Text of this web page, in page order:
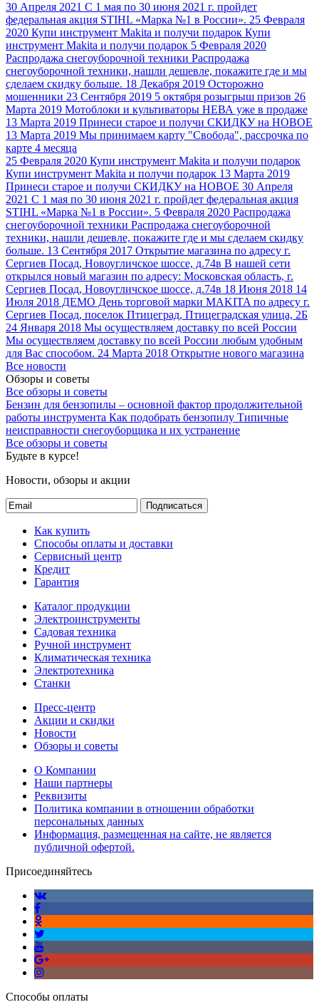
30 Апреля 2021 С 1 мая по 30 июня 2021 г. пройдет
федеральная акция STIHL «Марка №1 в России». 25 Февраля
2020 Купи инструмент Makita и получи подарок Купи
инструмент Makita и получи подарок 5 Февраля 2020
Распродажа снегоуборочной техники Распродажа
снегоуборочной техники, нашли дешевле, покажите где и мы
сделаем скидку больше. 18 Декабря 2019 Осторожно
мошенники 23 Сентября 2019 5 октября розыгрыш призов 26
Марта 2019 Мотоблоки и культиваторы НЕВА уже в продаже
13 Марта 2019 Принеси старое и получи СКИДКУ на НОВОЕ
13 Марта 2019 Мы принимаем карту "Свобода", рассрочка по
карте 4 месяца
25 Февраля 2020 Купи инструмент Makita и получи подарок
Купи инструмент Makita и получи подарок 13 Марта 2019
Принеси старое и получи СКИДКУ на НОВОЕ 30 Апреля
2021 С 1 мая по 30 июня 2021 г. пройдет федеральная акция
STIHL «Марка №1 в России». 5 Февраля 2020 Распродажа
снегоуборочной техники Распродажа снегоуборочной
техники, нашли дешевле, покажите где и мы сделаем скидку
больше. 13 Сентября 2017 Открытие магазина по адресу г.
Сергиев Посад, Новоугличское шоссе, д.74в В нашей сети
открылся новый магазин по адресу: Московская область, г.
Сергиев Посад, Новоугличское шоссе, д.74в 18 Июня 2018 14
Июля 2018 ДЕМО День торговой марки MAKITA по адресу г.
Сергиев Посад, поселок Птицеград, Птицеградская улица, 2Б
24 Января 2018 Мы осуществляем доставку по всей России
Мы осуществляем доставку по всей России любым удобным
для Вас способом. 24 Марта 2018 Открытие нового магазина
Все новости
Обзоры и советы
Все обзоры и советы
Бензин для бензопилы – основной фактор продолжительной
работы инструмента Как подобрать бензопилу Типичные
неисправности снегоуборщика и их устранение
Все обзоры и советы
Будьте в курсе!
Новости, обзоры и акции
Подписаться
Как купить
Способы оплаты и доставки
Сервисный центр
Кредит
Гарантия
Каталог продукции
Электроинструменты
Садовая техника
Ручной инструмент
Климатическая техника
Электротехника
Станки
Пресс-центр
Акции и скидки
Новости
Обзоры и советы
О Компании
Наши партнеры
Реквизиты
Политика компании в отношении обработки
персональных данных
Информация, размещенная на сайте, не является
публичной офертой.
Присоединяйтесь
Способы оплаты